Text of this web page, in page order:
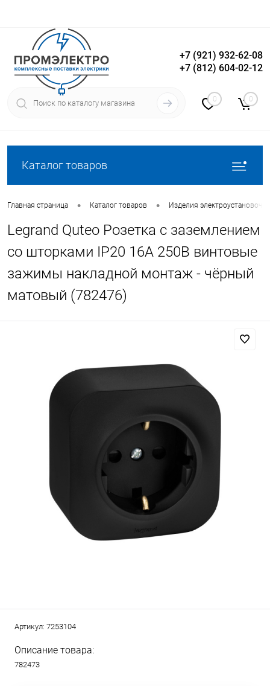
Вход Регистрация
+7 (921) 932-62-08
+7 (812) 604-02-12
0 0
Каталог товаров
Главная страница • Каталог товаров • Изделия
Legrand Quteo Розетка с заземлением
со шторками IP20 16А 250В винтовые
зажимы накладной монтаж - чёрный
матовый (782476)
Артикул: 7253104
Описание товара:
782473